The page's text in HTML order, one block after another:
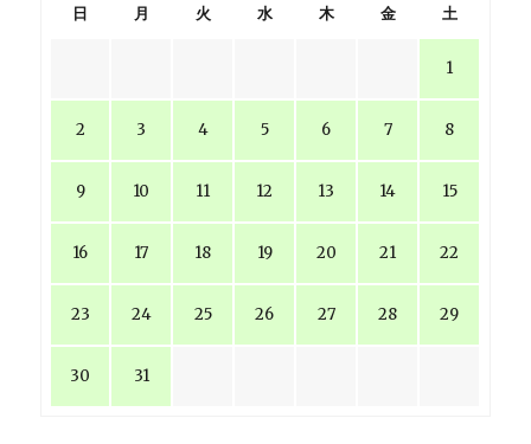
日 月 火 水 木 金 土
1
2 3 4 5 6 7 8
9 10 11 12 13 14 15
16 17 18 19 20 21 22
23 24 25 26 27 28 29
30 31